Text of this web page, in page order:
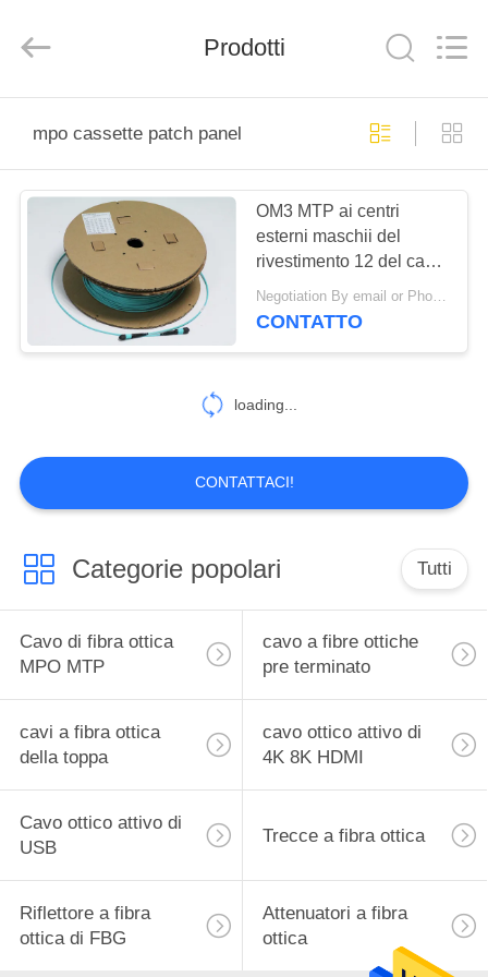
PRODOTTI
VIDEO
CIRCA
NOI
DELLA
FABBRICA
CONTROLLO
DI
QUALITÀ
CONTATTICI
RICHIEDA
UNA
CITAZIONE
VR
Hangalaxy
Technology
Prodotti
mpo cassette patch panel
OM3 MTP ai centri
esterni maschii del
rivestimento 12 del cavo
LSZH del tronco di Pin
di MTP a fibra ottica
Negotiation By email or Phone Call MOQ:Dire di MOQ è 10pcs
CONTATTO
loading...
CONTATTACI!
Categorie popolari Tutti
Cavo di fibra ottica
MPO MTP
cavo a fibre ottiche
pre terminato
cavi a fibra ottica
della toppa
cavo ottico attivo di
4K 8K HDMI
Cavo ottico attivo di
USB
Trecce a fibra ottica
Riflettore a fibra
ottica di FBG
Attenuatori a fibra
ottica